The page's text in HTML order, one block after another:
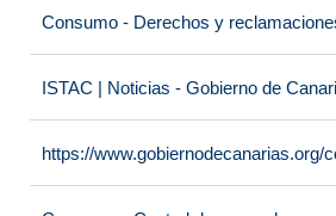
Consumo - Derechos y
ISTAC | Noticias - Gobierno de
https://www.gobiernodecanarias.org/